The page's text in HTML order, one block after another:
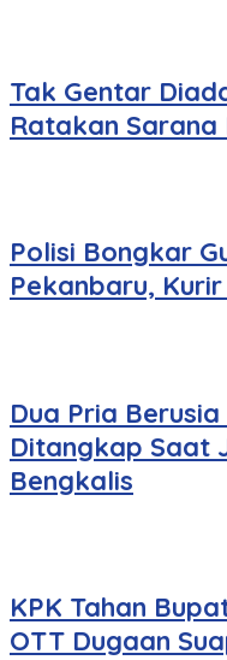
Tak Gentar
Ratakan Sarana
Polisi Bongkar
Pekanbaru,
Dua Pria
Ditangkap Saat
Bengkalis
KPK Tahan
OTT Dugaan